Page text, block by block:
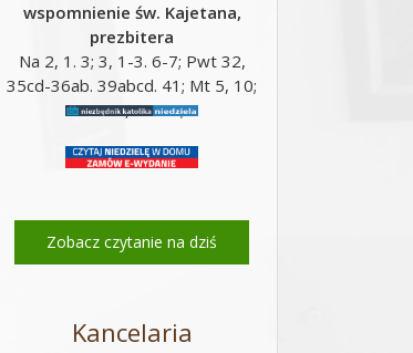
wspomnienie św. Kajetana,
prezbitera
Na 2, 1. 3; 3, 1-3. 6-7; Pwt 32,
35cd-36ab. 39abcd. 41; Mt 5, 10;
Mt 16, 24-28;
Zobacz czytanie na dziś
Kancelaria